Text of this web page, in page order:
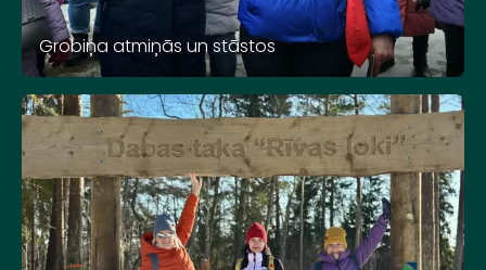
Grobiņa atmiņās un stāstos